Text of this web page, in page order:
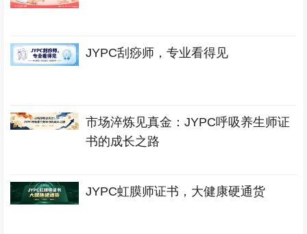
JYPC刮痧师，专业看得见
市场淬炼见真金：JYPC呼吸养生师证
书的成长之路
JYPC虹膜师证书，大健康硬通货